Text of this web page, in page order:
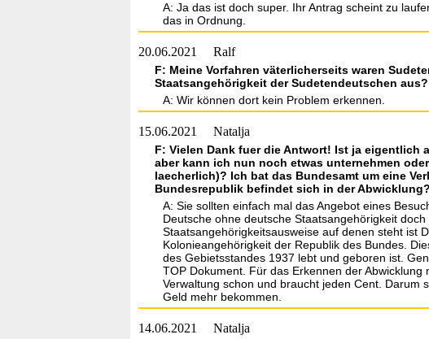
A: Ja das ist doch super. Ihr Antrag scheint zu
das in Ordnung.
20.06.2021 Ralf
F: Meine Vorfahren väterlicherseits waren
Staatsangehörigkeit der Sudetendeutschen
A: Wir können dort kein Problem erkennen.
15.06.2021 Natalja
F: Vielen Dank fuer die Antwort! Ist ja
aber kann ich nun noch etwas unternehmen
laecherlich)? Ich bat das Bundesamt um eine
Bundesrepublik befindet sich in der
A: Sie sollten einfach mal das Angebot eines
Deutsche ohne deutsche Staatsangehörigkeit
Staatsangehörigkeitsausweise auf denen steht ist
Kolonieangehörigkeit der Republik des Bundes.
des Gebietsstandes 1937 lebt und geboren ist.
TOP Dokument. Für das Erkennen der
Verwaltung schon und braucht jeden Cent. Darum
Geld mehr bekommen.
14.06.2021 Natalja